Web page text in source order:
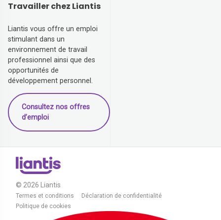
Travailler chez Liantis
Liantis vous offre un emploi
stimulant dans un
environnement de travail
professionnel ainsi que des
opportunités de
développement personnel.
Consultez nos offres
d’emploi
© 2026 Liantis
Termes et conditions
Déclaration de confidentialité
Politique de cookies